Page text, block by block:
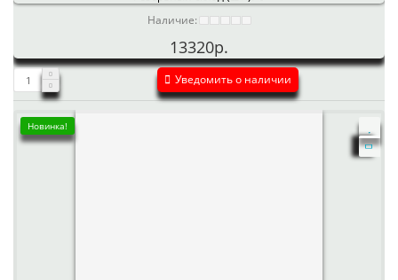
Наличие:
13320р.
Уведомить о наличии
Новинка!